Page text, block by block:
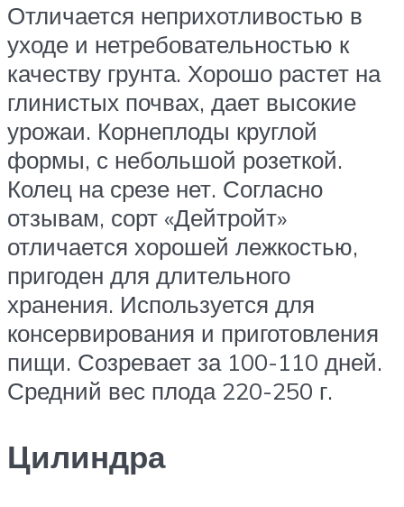
Отличается неприхотливостью в
уходе и нетребовательностью к
качеству грунта. Хорошо растет на
глинистых почвах, дает высокие
урожаи. Корнеплоды круглой
формы, с небольшой розеткой.
Колец на срезе нет. Согласно
отзывам, сорт «Дейтройт»
отличается хорошей лежкостью,
пригоден для длительного
хранения. Используется для
консервирования и приготовления
пищи. Созревает за 100-110 дней.
Средний вес плода 220-250 г.
Цилиндра